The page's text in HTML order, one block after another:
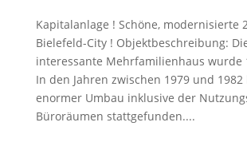
Kapitalanlage ! Schöne, modernisierte
Bielefeld-City ! Objektbeschreibung:
interessante Mehrfamilienhaus wurde
In den Jahren zwischen 1979 und
enormer Umbau inklusive der
Büroräumen stattgefunden....